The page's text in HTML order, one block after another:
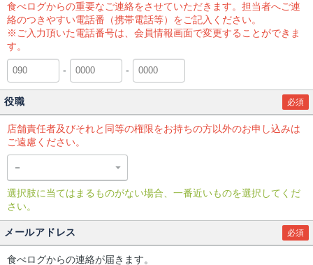
食べログからの重要なご連絡をさせていただきます。担当者へご連
絡のつきやすい電話番（携帯電話等）をご記入ください。
※ご入力頂いた電話番号は、会員情報画面で変更することができま
す。
- -
役職 必須
店舗責任者及びそれと同等の権限をお持ちの方以外のお申し込みは
ご遠慮ください。
選択肢に当てはまるものがない場合、一番近いものを選択してくだ
さい。
メールアドレス 必須
食べログからの連絡が届きます。